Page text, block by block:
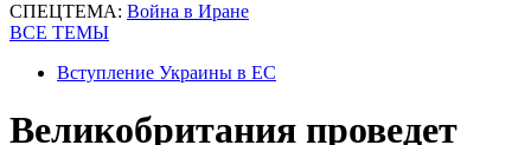
СПЕЦТЕМА: Война в Иране
ВСЕ ТЕМЫ
Вступление Украины в ЕС
Великобритания проведет